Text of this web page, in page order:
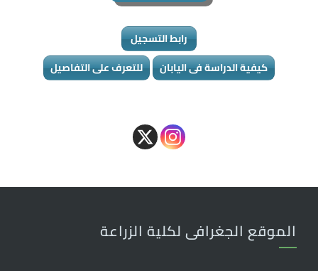
رابط التسجيل
للتعرف على التفاصيل
كيفية الدراسة فى اليابان
الموقع الجغرافى لكلية الزراعة